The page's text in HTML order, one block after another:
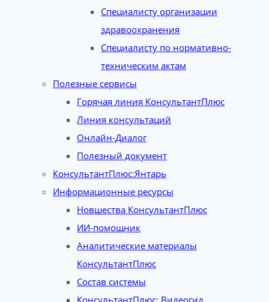
Специалисту организации
здравоохранения
Специалисту по нормативно-
техническим актам
Полезные сервисы
Горячая линия КонсультантПлюс
Линия консультаций
Онлайн-Диалог
Полезный документ
КонсультантПлюс:Янтарь
Информационные ресурсы
Новшества КонсультантПлюс
ИИ-помощник
Аналитические материалы
КонсультантПлюс
Состав системы
КонсультантПлюс: Видеогид